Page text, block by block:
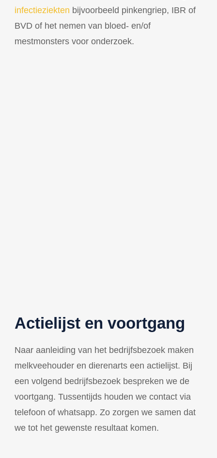
infectieziekten bijvoorbeeld pinkengriep, IBR of
BVD of het nemen van bloed- en/of
mestmonsters voor onderzoek.
Actielijst en voortgang
Naar aanleiding van het bedrijfsbezoek maken
melkveehouder en dierenarts een actielijst. Bij
een volgend bedrijfsbezoek bespreken we de
voortgang. Tussentijds houden we contact via
telefoon of whatsapp. Zo zorgen we samen dat
we tot het gewenste resultaat komen.